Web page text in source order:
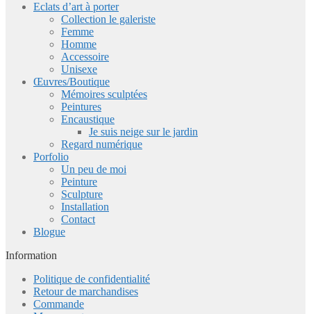
Eclats d’art à porter
Collection le galeriste
Femme
Homme
Accessoire
Unisexe
Œuvres/Boutique
Mémoires sculptées
Peintures
Encaustique
Je suis neige sur le jardin
Regard numérique
Porfolio
Un peu de moi
Peinture
Sculpture
Installation
Contact
Blogue
Information
Politique de confidentialité
Retour de marchandises
Commande